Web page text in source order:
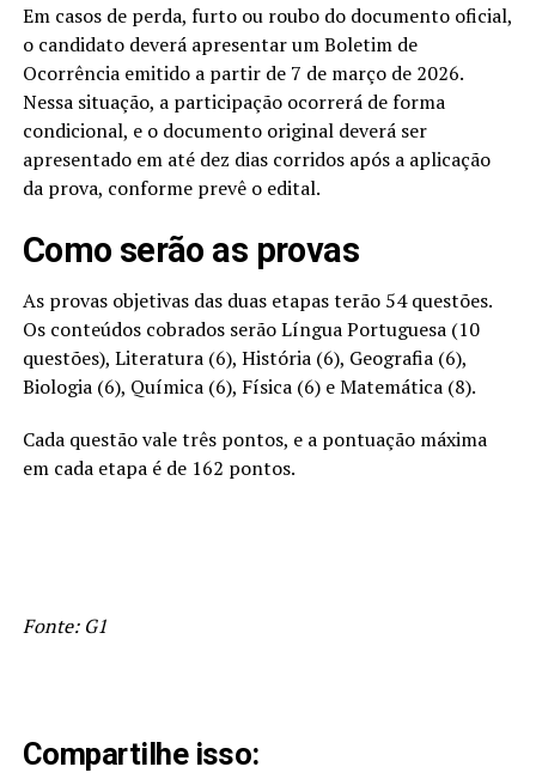
Em casos de perda, furto ou roubo do documento oficial,
o candidato deverá apresentar um Boletim de
Ocorrência emitido a partir de 7 de março de 2026.
Nessa situação, a participação ocorrerá de forma
condicional, e o documento original deverá ser
apresentado em até dez dias corridos após a aplicação
da prova, conforme prevê o edital.
Como serão as provas
As provas objetivas das duas etapas terão 54 questões.
Os conteúdos cobrados serão Língua Portuguesa (10
questões), Literatura (6), História (6), Geografia (6),
Biologia (6), Química (6), Física (6) e Matemática (8).
Cada questão vale três pontos, e a pontuação máxima
em cada etapa é de 162 pontos.
Fonte: G1
Compartilhe isso: